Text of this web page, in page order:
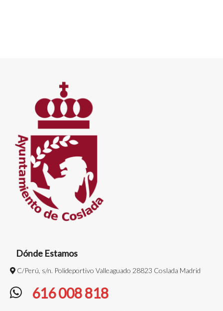
Dónde Estamos
C/Perú, s/n. Polideportivo Valleaguado 28823 Coslada Madrid
616 008 818